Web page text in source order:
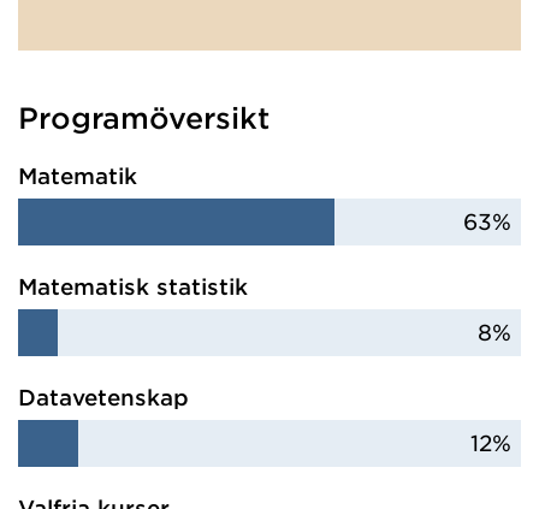
Programöversikt
Matematik
63%
Matematisk statistik
8%
Datavetenskap
12%